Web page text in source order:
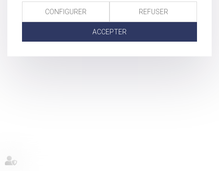
CONFIGURER REFUSER
ACCEPTER